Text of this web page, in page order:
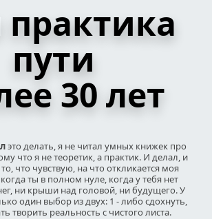
пути
30 лет
это делать, я не читал умных книжек про
что я не теоретик, а практик. И делал, и
что чувствую, на что откликается моя
ты в полном нуле, когда у тебя нет
ни крыши над головой, ни будущего. У
один выбор из двух: 1 - либо сдохнуть,
творить реальность с чистого листа.